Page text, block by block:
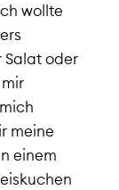
wollte
Salat oder
meine
einem